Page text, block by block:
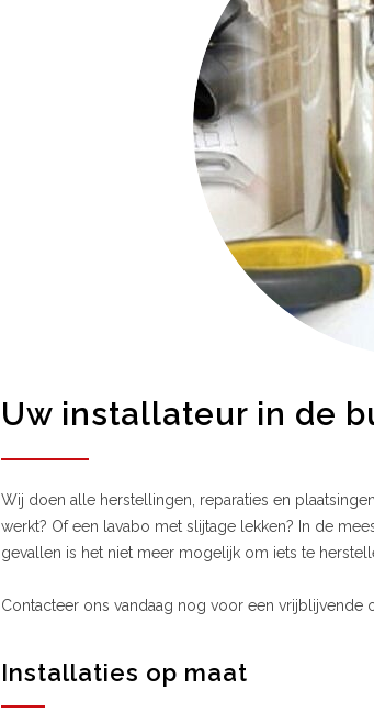
Uw installateur in de
Wij doen alle herstellingen, reparaties en
werkt? Of een lavabo met slijtage lekken? In de
gevallen is het niet meer mogelijk om iets te
Contacteer ons vandaag nog voor een vrijblijvende
Installaties op maat